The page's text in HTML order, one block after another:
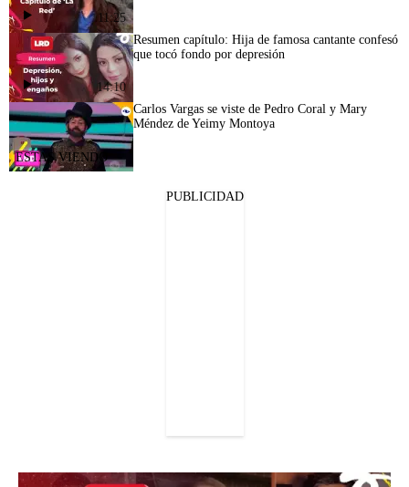
11:25
14:10
Resumen capítulo: Hija de famosa cantante confesó
que tocó fondo por depresión
Carlos Vargas se viste de Pedro Coral y Mary
Méndez de Yeimy Montoya
PUBLICIDAD